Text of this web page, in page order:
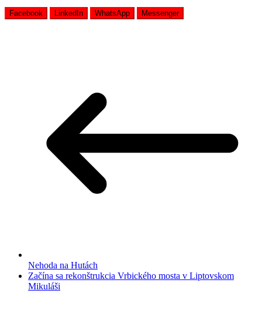
Facebook LinkedIn WhatsApp Messenger
Nehoda na Hutách
Začína sa rekonštrukcia Vrbického mosta v Liptovskom
Mikuláši